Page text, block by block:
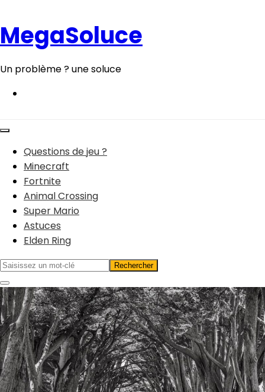
contenu
MegaSoluce
Un problème ? une soluce
Questions de jeu ?
Minecraft
Fortnite
Animal Crossing
Super Mario
Astuces
Elden Ring